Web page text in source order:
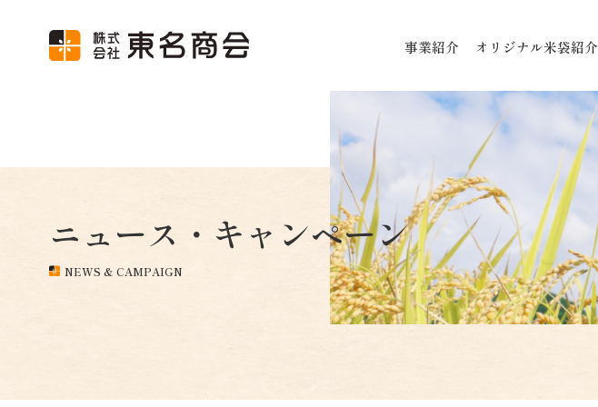
事業紹介 オリジナル米袋紹介
ニュース・キャンペーン
NEWS & CAMPAIGN